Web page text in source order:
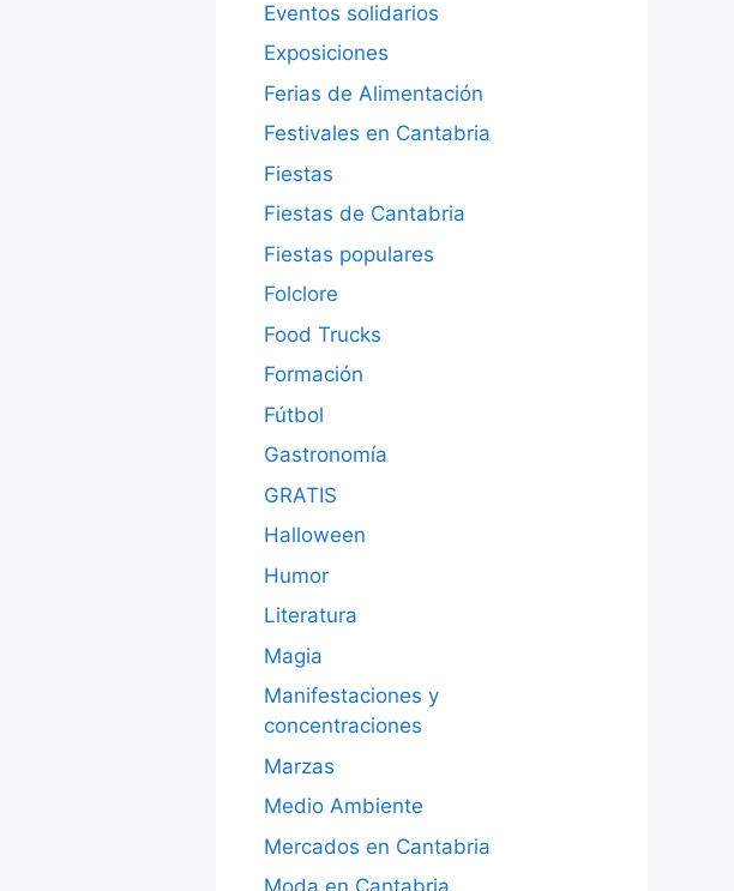
Eventos solidarios
Exposiciones
Ferias de Alimentación
Festivales en Cantabria
Fiestas
Fiestas de Cantabria
Fiestas populares
Folclore
Food Trucks
Formación
Fútbol
Gastronomía
GRATIS
Halloween
Humor
Literatura
Magia
Manifestaciones y
concentraciones
Marzas
Medio Ambiente
Mercados en Cantabria